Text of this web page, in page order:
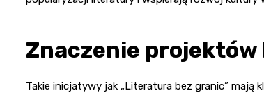
Znaczenie
Takie inicjatywy jak „Literatura bez granic” mają